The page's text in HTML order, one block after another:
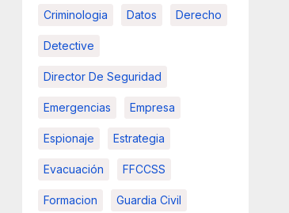
Criminologia Datos Derecho
Detective
Director De Seguridad
Emergencias Empresa
Espionaje Estrategia
Evacuación FFCCSS
Formacion Guardia Civil